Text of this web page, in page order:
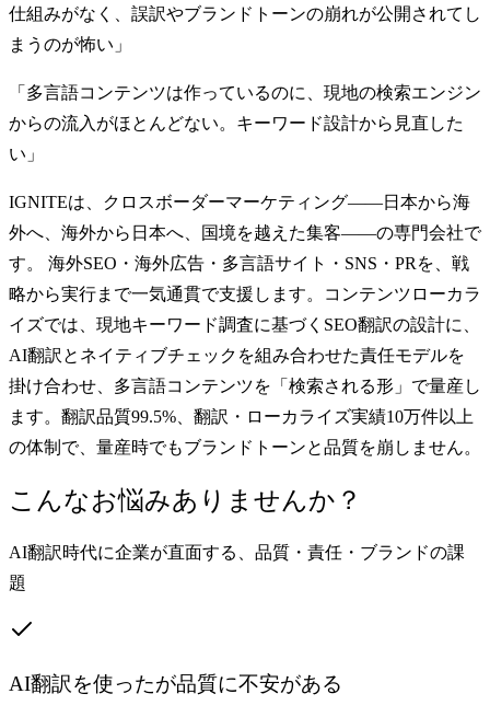
仕組みがなく、誤訳やブランドトーンの崩れが公開されてし
まうのが怖い」
「多言語コンテンツは作っているのに、現地の検索エンジン
からの流入がほとんどない。キーワード設計から見直した
い」
IGNITEは、クロスボーダーマーケティング——日本から海
外へ、海外から日本へ、国境を越えた集客——の専門会社で
す。
海外SEO・海外広告・多言語サイト・SNS・PRを、戦
略から実行まで一気通貫で支援します。コンテンツローカラ
イズでは、現地キーワード調査に基づくSEO翻訳の設計に、
AI翻訳とネイティブチェックを組み合わせた責任モデルを
掛け合わせ、多言語コンテンツを「検索される形」で量産し
ます。翻訳品質99.5%、翻訳・ローカライズ実績10万件以上
の体制で、量産時でもブランドトーンと品質を崩しません。
こんなお悩みありませんか？
AI翻訳時代に企業が直面する、品質・責任・ブランドの課
題
AI翻訳を使ったが品質に不安がある